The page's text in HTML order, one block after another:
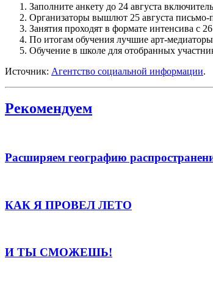
Заполните анкету до 24 августа
Организаторы вышлют 25 августа
Занятия проходят в формате интенсива с
По итогам обучения лучшие арт-
Обучение в школе для отобранных
Источник: Агентство социальной информации.
Рекомендуем
Расширяем географию
КАК Я ПРОВЕЛ ЛЕТО
И ТЫ СМОЖЕШЬ!